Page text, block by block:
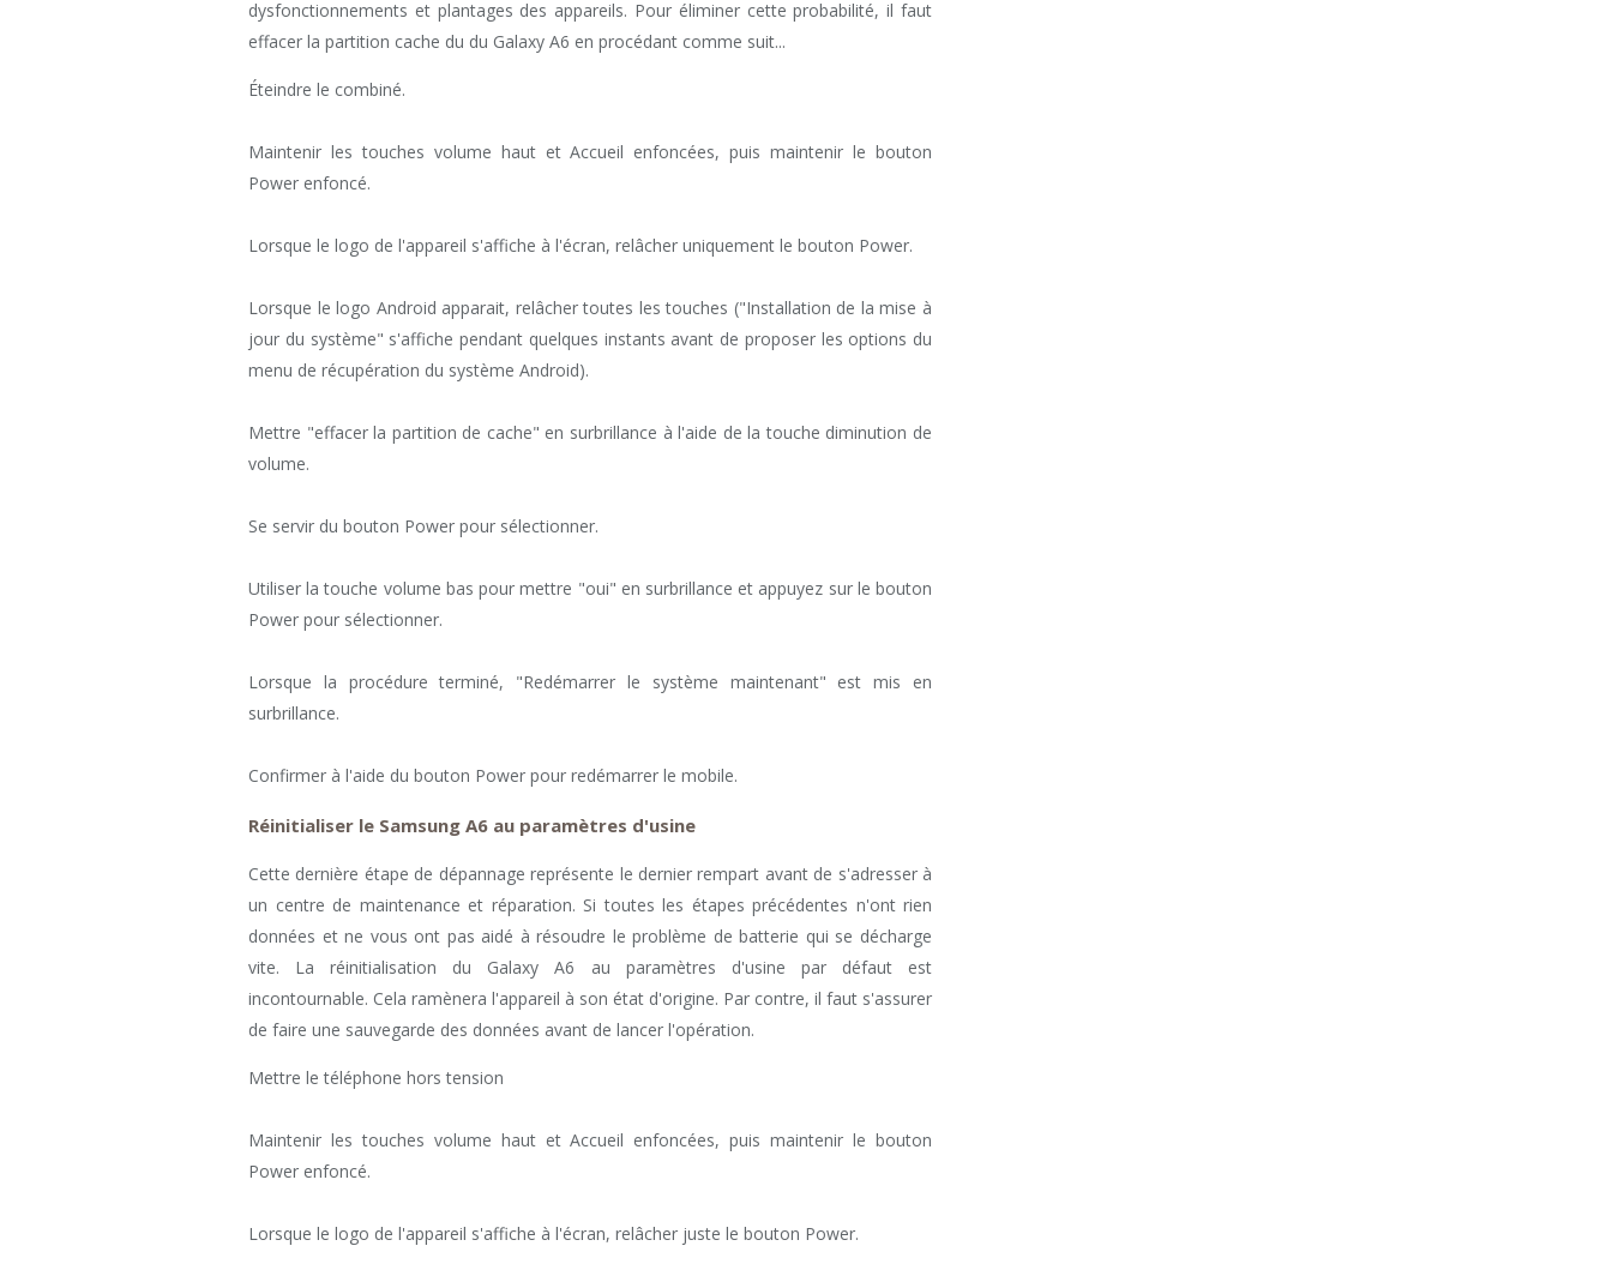
dysfonctionnements et plantages des appareils. Pour éliminer cette probabilité, il faut
effacer la partition cache du du Galaxy A6 en procédant comme suit...
Éteindre le combiné.
Maintenir les touches volume haut et Accueil enfoncées, puis maintenir le bouton
Power enfoncé.
Lorsque le logo de l'appareil s'affiche à l'écran, relâcher uniquement le bouton Power.
Lorsque le logo Android apparait, relâcher toutes les touches ("Installation de la mise à
jour du système" s'affiche pendant quelques instants avant de proposer les options du
menu de récupération du système Android).
Mettre "effacer la partition de cache" en surbrillance à l'aide de la touche diminution de
volume.
Se servir du bouton Power pour sélectionner.
Utiliser la touche volume bas pour mettre "oui" en surbrillance et appuyez sur le bouton
Power pour sélectionner.
Lorsque la procédure terminé, "Redémarrer le système maintenant" est mis en
surbrillance.
Confirmer à l'aide du bouton Power pour redémarrer le mobile.
Réinitialiser le Samsung A6 au paramètres d'usine
Cette dernière étape de dépannage représente le dernier rempart avant de s'adresser à
un centre de maintenance et réparation. Si toutes les étapes précédentes n'ont rien
données et ne vous ont pas aidé à résoudre le problème de batterie qui se décharge
vite. La réinitialisation du Galaxy A6 au paramètres d'usine par défaut est
incontournable. Cela ramènera l'appareil à son état d'origine. Par contre, il faut s'assurer
de faire une sauvegarde des données avant de lancer l'opération.
Mettre le téléphone hors tension
Maintenir les touches volume haut et Accueil enfoncées, puis maintenir le bouton
Power enfoncé.
Lorsque le logo de l'appareil s'affiche à l'écran, relâcher juste le bouton Power.